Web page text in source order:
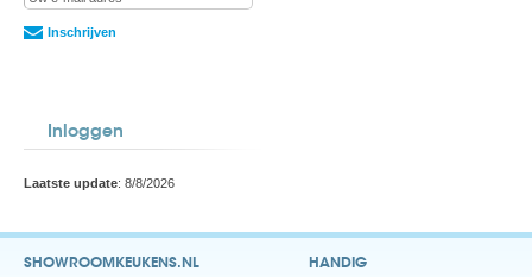
Inschrijven
Inloggen
Laatste update: 8/8/2026
SHOWROOMKEUKENS.NL HANDIG